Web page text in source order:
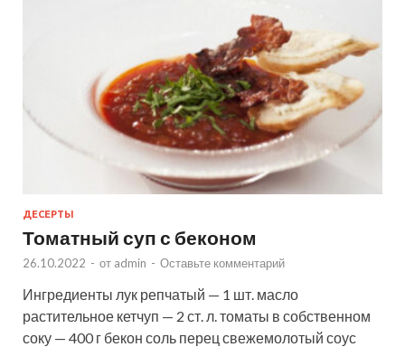
ДЕСЕРТЫ
Томатный суп с беконом
26.10.2022 - от admin - Оставьте комментарий
Ингредиенты лук репчатый — 1 шт. масло
растительное кетчуп — 2 ст. л. томаты в собственном
соку — 400 г бекон соль перец свежемолотый соус